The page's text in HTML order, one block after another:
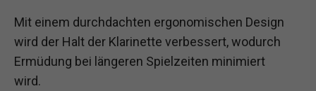
Mit einem durchdachten ergonomischen Design
wird der Halt der Klarinette verbessert, wodurch
Ermüdung bei längeren Spielzeiten minimiert
wird.